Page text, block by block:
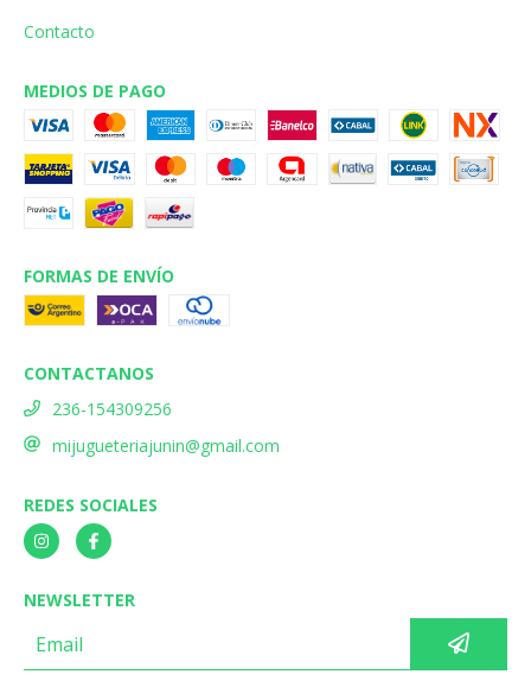
Contacto
MEDIOS DE PAGO
FORMAS DE ENVÍO
CONTACTANOS
236-154309256
mijugueteriajunin@gmail.com
REDES SOCIALES
NEWSLETTER